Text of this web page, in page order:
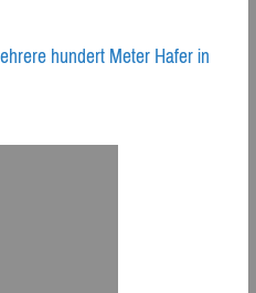
hundert Meter Hafer in